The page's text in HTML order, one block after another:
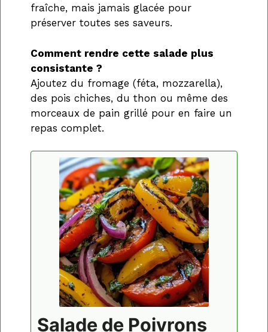
fraîche, mais jamais glacée pour
préserver toutes ses saveurs.
Comment rendre cette salade plus
consistante ?
Ajoutez du fromage (féta, mozzarella),
des pois chiches, du thon ou même des
morceaux de pain grillé pour en faire un
repas complet.
Salade de Poivrons